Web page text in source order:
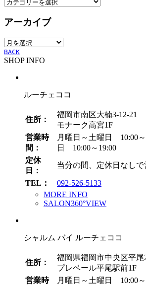
ゴ
ー
アーカイブ
ア
ー
カ
BACK
SHOP INFO
ルーチェココ
住所：
福岡市南区大楠3-12-21
モナーク高宮1F
営業時
間：
月曜日～土曜日 10:00～
日 10:00～19:00
定休
日：
当分の間、定休日なしで
TEL：
092-526-5133
MORE INFO
SALON360°VIEW
シャルム バイ ルーチェココ
住所：
福岡県福岡市中央区平尾
プレベール平尾駅前1F
営業時
月曜日～土曜日 10:00～